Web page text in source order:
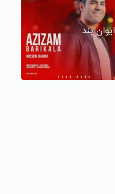
ایوان بند